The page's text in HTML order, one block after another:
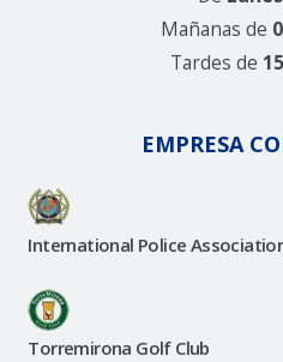
Mañanas de
Tardes de
EMPRESA
International Police
Torremirona Golf Club